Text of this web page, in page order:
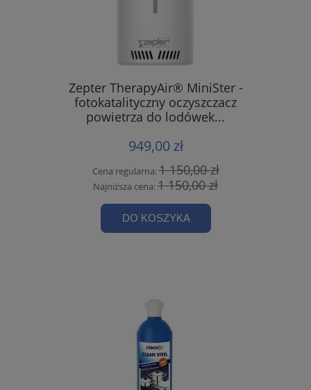
Zepter TherapyAir® MiniSter -
fotokatalityczny oczyszczacz
powietrza do lodówek...
949,00 zł
Cena regularna:1 150,00 zł
Najniższa cena:1 150,00 zł
DO KOSZYKA